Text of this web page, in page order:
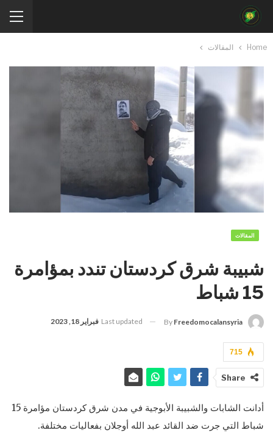
Home المقالات
المقالات
شبيبة شرق كردستان تندد بمؤامرة
15 شباط
By Freedomocalansyria
Last updated فبراير 18, 2023
715
Share
أدانت الشابات والشبيبة الأبوجية في مدن شرق كردستان مؤامرة 15
شباط التي جرت ضد القائد عبد الله أوجلان بفعاليات مختلفة.